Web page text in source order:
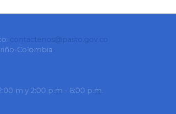
contactenos@pasto.gov.co
Colombia
m y 2:00 p.m - 6:00 p.m.